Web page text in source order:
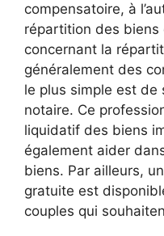
compensatoire, à
répartition des biens
concernant la
généralement des
le plus simple est de
notaire. Ce
liquidatif des biens
également aider
biens. Par ailleurs,
gratuite est
couples qui